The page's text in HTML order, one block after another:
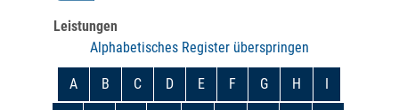
Leistungen
Alphabetisches Register überspringen
A B C D E F G H I